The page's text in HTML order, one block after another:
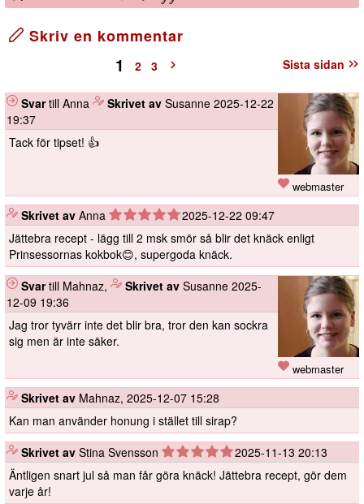
Skriv en kommentar
Sista sidan
1 2 3
webmaster
Svartill Anna Skrivet av Susanne 2025-12-22
19:37
Tack för tipset! 👍
Skrivet av Anna
2025-12-22 09:47
Jättebra recept - lägg till 2 msk smör så blir det knäck enligt
Prinsessornas kokbok😊, supergoda knäck.
webmaster
Svartill Mahnaz, Skrivet av Susanne 2025-
12-09 19:36
Jag tror tyvärr inte det blir bra, tror den kan sockra
sig men är inte säker.
Skrivet av Mahnaz, 2025-12-07 15:28
Kan man använder honung i stället till sirap?
Skrivet av Stina Svensson
2025-11-13 20:13
Äntligen snart jul så man får göra knäck! Jättebra recept, gör dem
varje år!